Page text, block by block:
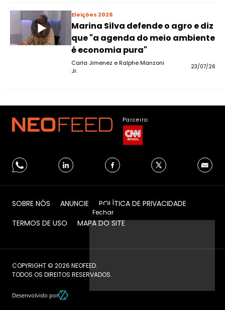
Eleições 2026
Marina Silva defende o agro e diz
que "a agenda do meio ambiente
é economia pura"
Carla Jimenez e Ralphe Manzoni
Jr.
23/07/26
Fechar
Parceiro:
SOBRE NÓS ANUNCIE
POLÍTICA DE PRIVACIDADE
TERMOS DE USO
MAPA DO SITE
COPYRIGHT © 2026 NEOFEED.
TODOS OS DIREITOS RESERVADOS.
Desenvolvido por